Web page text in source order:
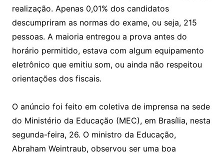
realização. Apenas 0,01% dos candidatos
descumpriram as normas do exame, ou seja, 215
pessoas. A maioria entregou a prova antes do
horário permitido, estava com algum equipamento
eletrônico que emitiu som, ou ainda não respeitou
orientações dos fiscais.
O anúncio foi feito em coletiva de imprensa na sede
do Ministério da Educação (MEC), em Brasília, nesta
segunda-feira, 26. O ministro da Educação,
Abraham Weintraub, observou ser uma boa